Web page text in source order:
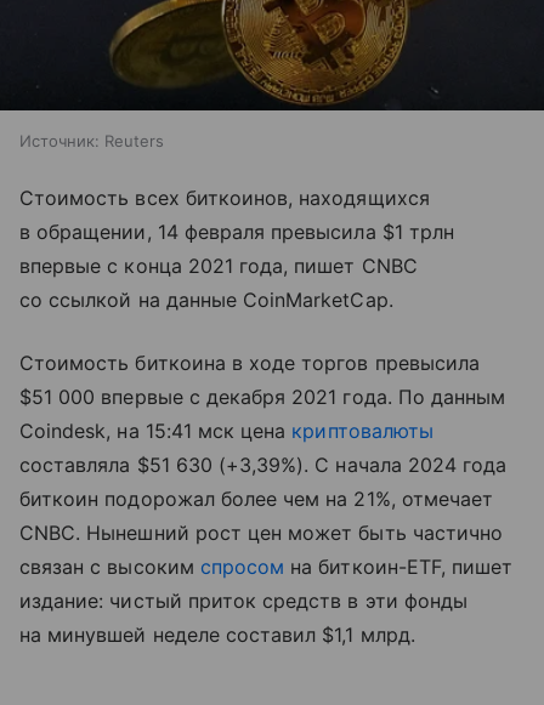
Источник: Reuters
Стоимость всех биткоинов, находящихся
в обращении, 14 февраля превысила $1 трлн
впервые с конца 2021 года, пишет CNBC
со ссылкой на данные CoinMarketCap.
Стоимость биткоина в ходе торгов превысила
$51 000 впервые с декабря 2021 года. По данным
Coindesk, на 15:41 мск цена криптовалюты
составляла $51 630 (+3,39%). С начала 2024 года
биткоин подорожал более чем на 21%, отмечает
CNBC. Нынешний рост цен может быть частично
связан с высоким спросом на биткоин-ETF, пишет
издание: чистый приток средств в эти фонды
на минувшей неделе составил $1,1 млрд.